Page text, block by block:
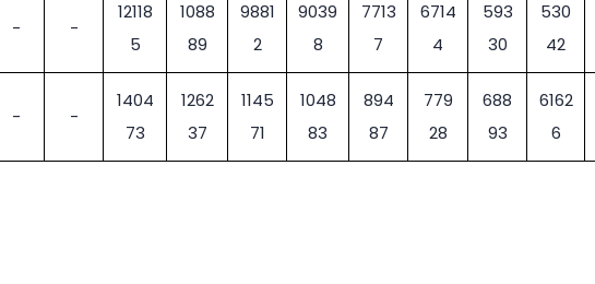
- -
12118
5
1088
89
9881
2
9039
8
7713
7
6714
4
593
30
530
42
- -
1404
73
1262
37
1145
71
1048
83
894
87
779
28
688
93
6162
6